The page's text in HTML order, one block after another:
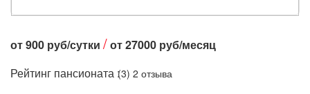
от900 руб/сутки /от27000 руб/месяц
Рейтинг пансионата :(3) 2 отзыва